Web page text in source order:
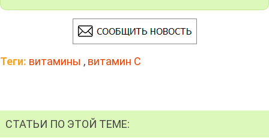
Теги: витамины , витамин C
СТАТЬИ ПО ЭТОЙ ТЕМЕ: